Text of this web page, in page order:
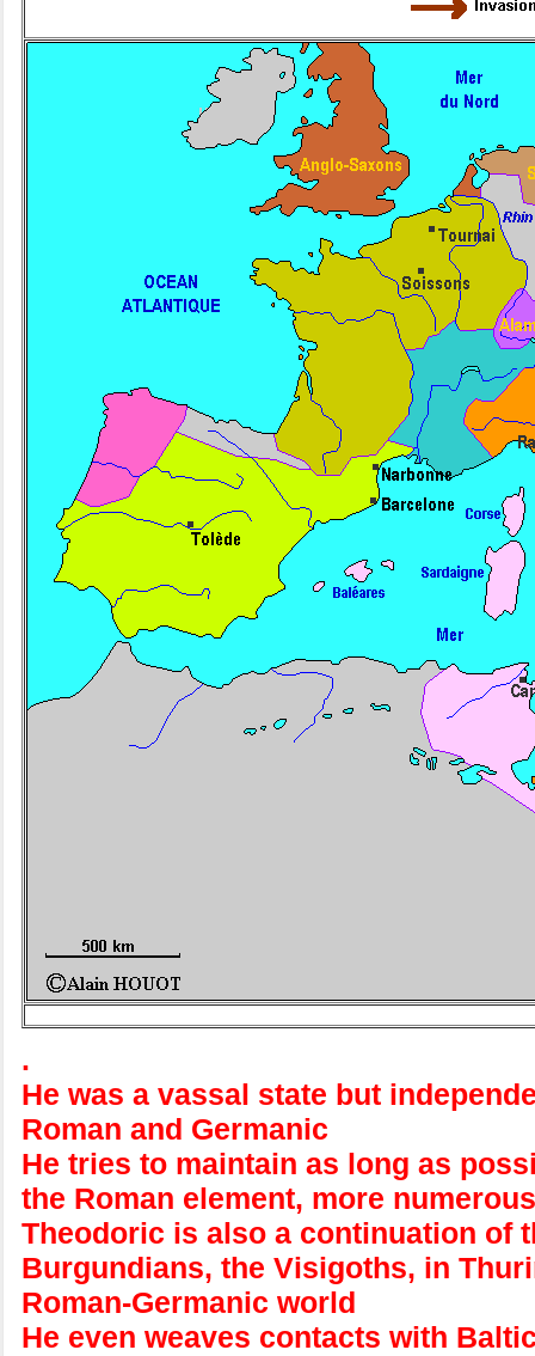
.
He was a vassal state but
Roman and Germanic
He tries to maintain as long as
the Roman element, more
Theodoric is also a continuation of
Burgundians, the Visigoths, in
Roman-Germanic world
He even weaves contacts with